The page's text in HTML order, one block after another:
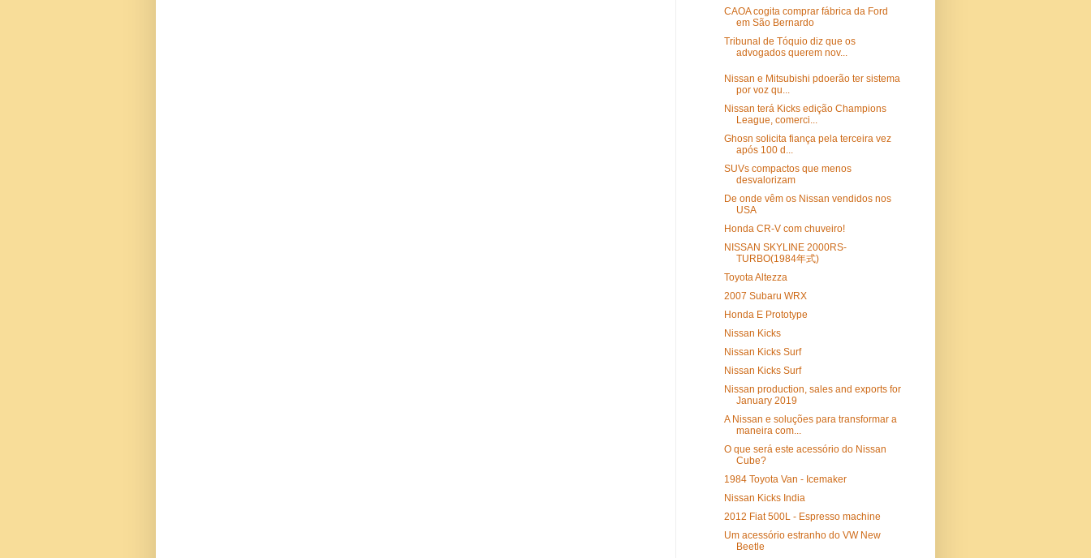
CAOA cogita comprar fábrica da Ford
em São Bernardo
Tribunal de Tóquio diz que os
advogados querem nov...
Nissan e Mitsubishi pdoerão ter sistema
por voz qu...
Nissan terá Kicks edição Champions
League, comerci...
Ghosn solicita fiança pela terceira vez
após 100 d...
SUVs compactos que menos
desvalorizam
De onde vêm os Nissan vendidos nos
USA
Honda CR-V com chuveiro!
NISSAN SKYLINE 2000RS-
TURBO(1984年式)
Toyota Altezza
2007 Subaru WRX
Honda E Prototype
Nissan Kicks
Nissan Kicks Surf
Nissan Kicks Surf
Nissan production, sales and exports for
January 2019
A Nissan e soluções para transformar a
maneira com...
O que será este acessório do Nissan
Cube?
1984 Toyota Van - Icemaker
Nissan Kicks India
2012 Fiat 500L - Espresso machine
Um acessório estranho do VW New
Beetle